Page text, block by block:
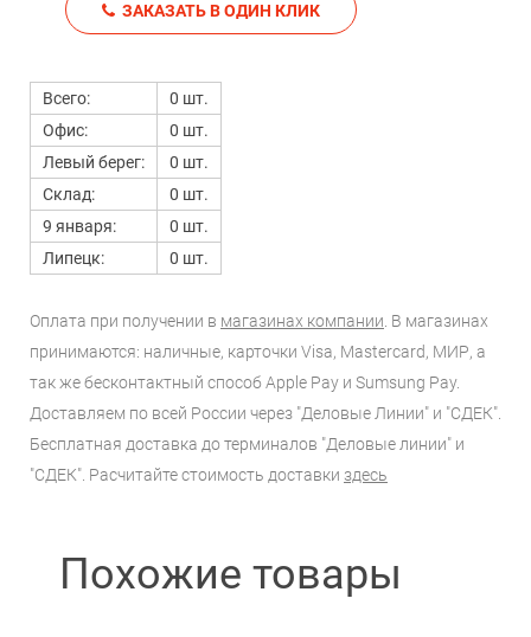
ЗАКАЗАТЬ В ОДИН КЛИК
Всего:
0 шт.
Офис:
0 шт.
Левый берег:
0 шт.
Склад:
0 шт.
9 января:
0 шт.
Липецк:
0 шт.
Оплата при получении в магазинах компании . В магазинах
принимаются: наличные, карточки Visa, Mastercard, МИР, а
так же бесконтактный способ Apple Pay и Sumsung Pay.
Доставляем по всей России через "Деловые Линии" и "СДЕК".
Бесплатная доставка до терминалов "Деловые линии" и
"СДЕК". Расчитайте стоимость доставки здесь
Похожие товары